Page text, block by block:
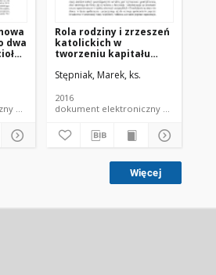
dwa
dokument elektroniczny czasopismo
Rola rodziny i zrzeszeń
katolickich w
tworzeniu kapitału
Stępniak, Marek, ks.
2016
dokument elektroniczny czasopismo
Więcej